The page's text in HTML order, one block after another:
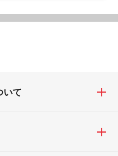
いて